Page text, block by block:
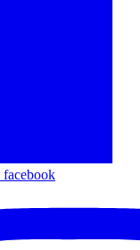
facebook